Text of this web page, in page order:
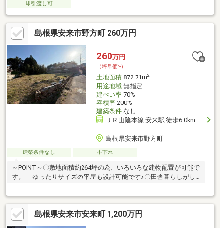
即引渡し可
島根県安来市野方町 260万円
260万円
（坪単価:-）
土地面積872.71m2
用途地域無指定
建ぺい率70%
容積率200%
建築条件なし
ＪＲ山陰本線 安来駅 徒歩6.0km
島根県安来市野方町
建築条件なし 本下水
～POINT～〇敷地面積約264坪の為、いろいろな建物配置が可能で
す。 ゆったりサイズの平屋も設計可能です♪〇田舎暮らしがし
たい方に最適な立地です。〇建築条件なし～お好みの工務店で施
工可能です！〇上水道について：前面道路本管40ｍｍがあり、敷
地内へ13ｍｍ引込があります。下水道について：前面道路本管
150ｍｍがありますが、敷地内への引込が必要になります。工事
費用別途必要。下水道受益者負担金不要▼市街化調整区域内≪34
島根県安来市安来町 1,200万円